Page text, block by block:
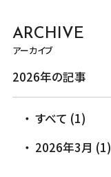
ARCHIVE
アーカイブ
2026年の記事
すべて (1)
2026年3月 (1)